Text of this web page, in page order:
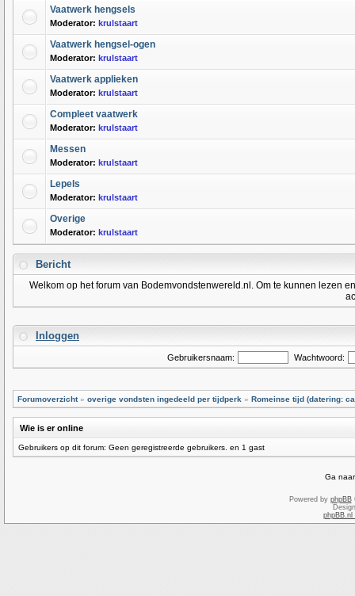
Vaatwerk hengsels
Moderator: krulstaart
Vaatwerk hengsel-ogen
Moderator: krulstaart
Vaatwerk applieken
Moderator: krulstaart
Compleet vaatwerk
Moderator: krulstaart
Messen
Moderator: krulstaart
Lepels
Moderator: krulstaart
Overige
Moderator: krulstaart
Bericht
Welkom op het forum van Bodemvondstenwereld.nl. Om te kunnen lezen
Inloggen
Gebruikersnaam: Wachtwoord:
Forumoverzicht» overige vondsten ingedeeld per tijdperk » Romeinse tijd (datering:
Wie is er online
Gebruikers op dit forum: Geen geregistreerde gebruikers. en 1 gast
Ga
Powered by phpBB
phpBB.nl